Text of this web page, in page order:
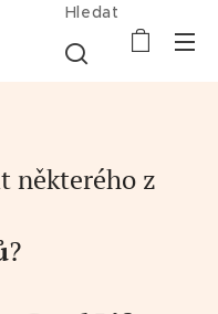
Hledat
některého z
?